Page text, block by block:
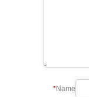
Name
*